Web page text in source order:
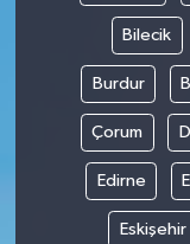
Bilecik
Burdur
Çorum
Edirne
Eskişehir